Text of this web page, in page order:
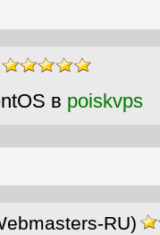
в poiskvps
RU)